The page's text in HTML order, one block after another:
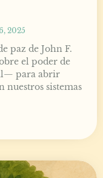
2025
paz de John F.
el poder de
para abrir
sistemas